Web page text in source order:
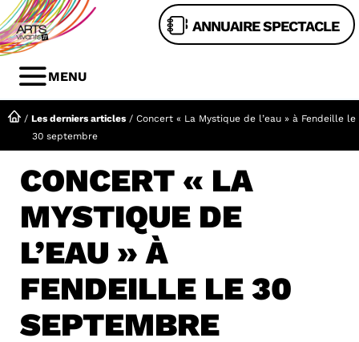
Aller
au
contenu
ANNUAIRE SPECTACLE
MENU
MENU
/ Les derniers articles / Concert « La Mystique de l’eau » à Fendeille le
30 septembre
CONCERT « LA
MYSTIQUE DE
L’EAU » À
FENDEILLE LE 30
SEPTEMBRE